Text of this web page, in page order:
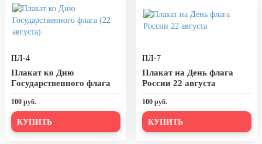
1 мая, праздник Весны и Труда
6 мая, День герба и флага города
Москвы
9 мая, День Победы
24 мая, День славянской
письменности и культуры
28 мая, День пограничника
1 июня, День защиты детей
ПЛ-4
Плакат ко Дню
Государственного флага
100 руб.
КУПИТЬ
ПЛ-7
Плакат на День флага
России 22 августа
100 руб.
КУПИТЬ